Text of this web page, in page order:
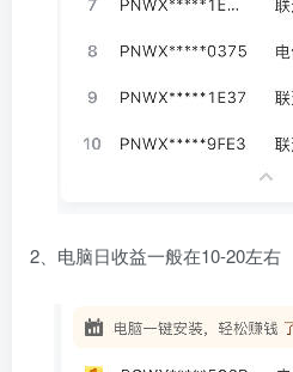
2、电脑日收益一般在10-20左右